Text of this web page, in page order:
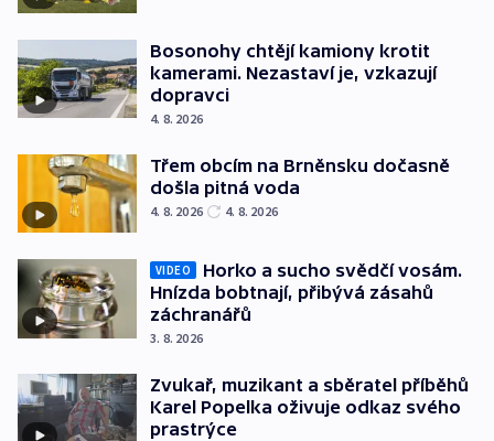
Bosonohy chtějí kamiony krotit
kamerami. Nezastaví je, vzkazují
dopravci
4. 8. 2026
Třem obcím na Brněnsku dočasně
došla pitná voda
4. 8. 2026 4. 8. 2026
VIDEO
Horko a sucho svědčí vosám.
Hnízda bobtnají, přibývá zásahů
záchranářů
3. 8. 2026
Zvukař, muzikant a sběratel příběhů
Karel Popelka oživuje odkaz svého
prastrýce